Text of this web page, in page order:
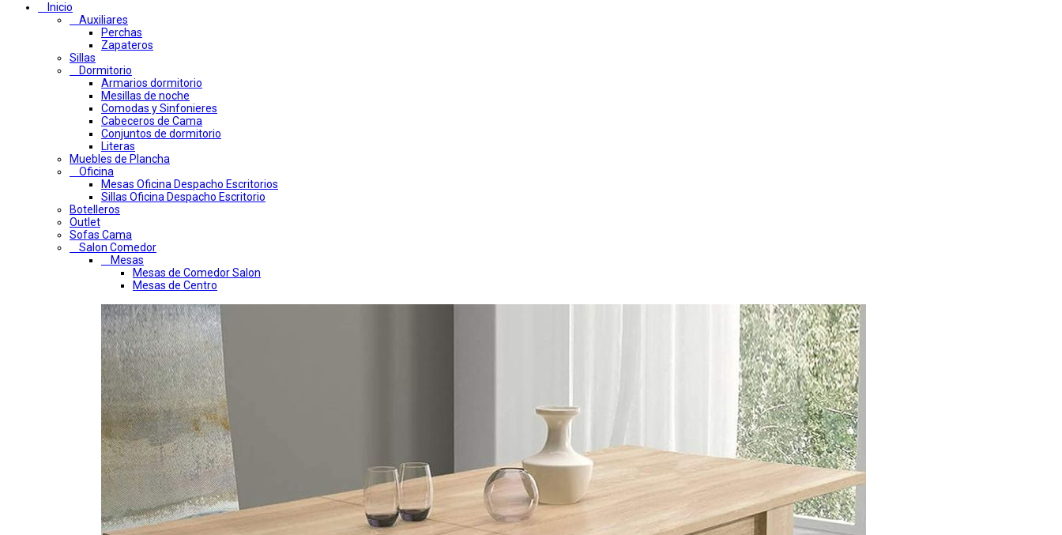
Inicio
Auxiliares
Perchas
Zapateros
Sillas
Dormitorio
Armarios dormitorio
Mesillas de noche
Comodas y Sinfonieres
Cabeceros de Cama
Conjuntos de dormitorio
Literas
Muebles de Plancha
Oficina
Mesas Oficina Despacho Escritorios
Sillas Oficina Despacho Escritorio
Botelleros
Outlet
Sofas Cama
Salon Comedor
Mesas
Mesas de Comedor Salon
Mesas de Centro